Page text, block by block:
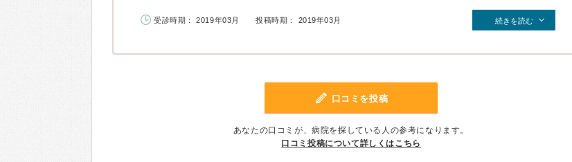
受診時期： 2019年03月 投稿時期： 2019年03月 続きを読む
口コミを投稿
あなたの口コミが、病院を探している人の参考になります。
口コミ投稿について詳しくはこちら